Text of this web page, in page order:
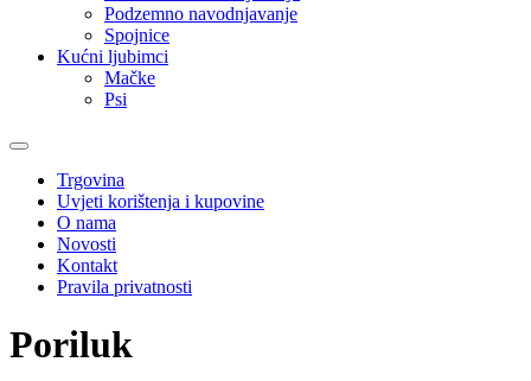
Podzemno navodnjavanje
Spojnice
Kućni ljubimci
Mačke
Psi
Trgovina
Uvjeti korištenja i kupovine
O nama
Novosti
Kontakt
Pravila privatnosti
Poriluk